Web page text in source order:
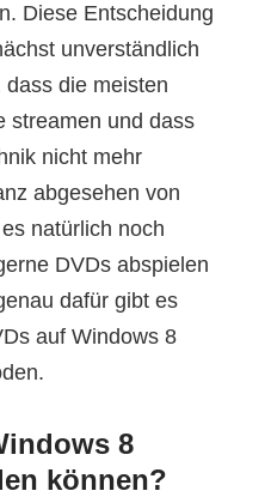
Diese Entscheidung
unverständlich
die meisten
streamen und dass
nicht mehr
abgesehen von
natürlich noch
DVDs abspielen
dafür gibt es
auf Windows 8
8
können?